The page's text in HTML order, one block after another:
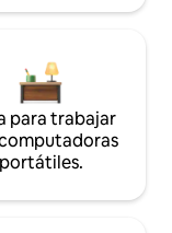
para trabajar
portátiles.